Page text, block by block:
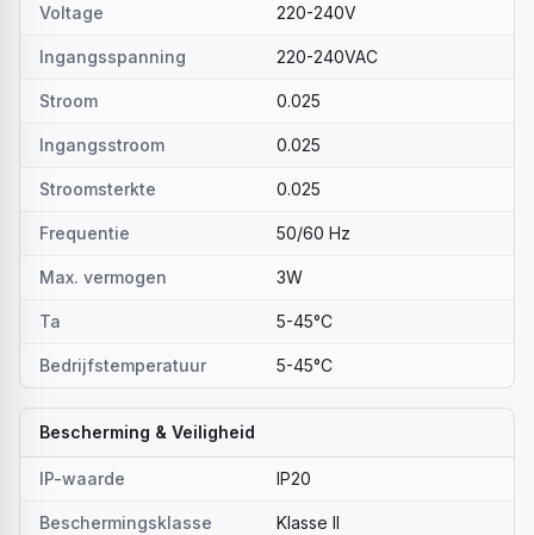
Voltage 220-240V
Ingangsspanning 220-240VAC
Stroom 0.025
Ingangsstroom 0.025
Stroomsterkte 0.025
Frequentie 50/60 Hz
Max. vermogen 3W
Ta 5-45°C
Bedrijfstemperatuur 5-45°C
Bescherming & Veiligheid
IP-waarde IP20
Beschermingsklasse Klasse II